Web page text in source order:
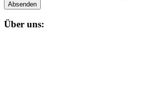
Absenden
Über uns: